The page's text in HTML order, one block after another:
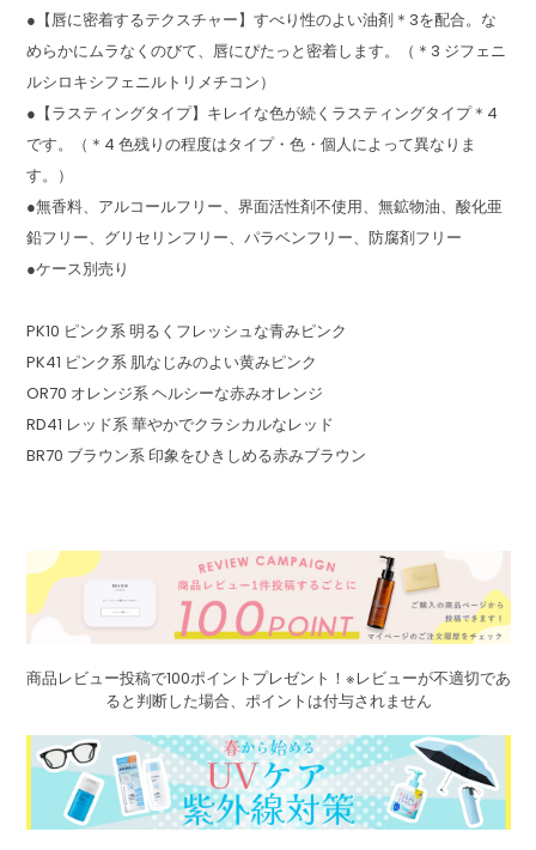
●【唇に密着するテクスチャー】すべり性のよい油剤＊3を配合。な
めらかにムラなくのびて、唇にぴたっと密着します。（＊3 ジフェニ
ルシロキシフェニルトリメチコン）
●【ラスティングタイプ】キレイな色が続くラスティングタイプ＊4
です。（＊4 色残りの程度はタイプ・色・個人によって異なりま
す。）
●無香料、アルコールフリー、界面活性剤不使用、無鉱物油、酸化亜
鉛フリー、グリセリンフリー、パラベンフリー、防腐剤フリー
●ケース別売り
PK10 ピンク系 明るくフレッシュな青みピンク
PK41 ピンク系 肌なじみのよい黄みピンク
OR70 オレンジ系 ヘルシーな赤みオレンジ
RD41 レッド系 華やかでクラシカルなレッド
BR70 ブラウン系 印象をひきしめる赤みブラウン
商品レビュー投稿で100ポイントプレゼント！※レビューが不適切であ
ると判断した場合、ポイントは付与されません